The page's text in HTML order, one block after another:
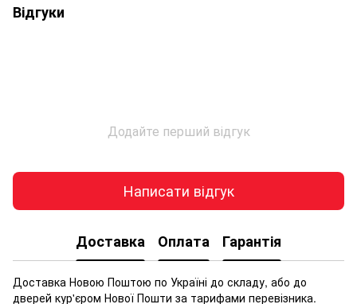
Відгуки
Додайте перший відгук
Написати відгук
Доставка Оплата Гарантія
Доставка Новою Поштою по Україні до складу, або до
дверей кур'єром Нової Пошти за тарифами перевізника.